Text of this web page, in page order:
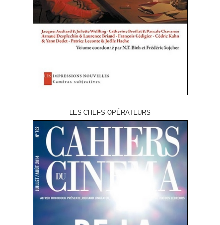
LES CHEFS-OPÉRATEURS